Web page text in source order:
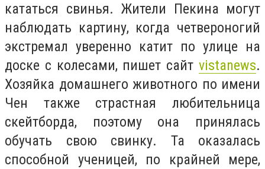
кататься свинья. Жители Пекина могут
наблюдать картину, когда четвероногий
экстремал уверенно катит по улице на
доске с колесами, пишет сайт vistanews.
Хозяйка домашнего животного по имени
Чен также страстная любительница
скейтборда, поэтому она принялась
обучать свою свинку. Та оказалась
способной ученицей, по крайней мере,